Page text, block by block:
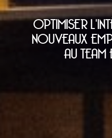
OPTIMISER
NOUVEAUX
AU TEAM